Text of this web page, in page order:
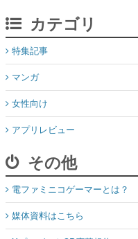
カテゴリ
特集記事
マンガ
女性向け
アプリレビュー
その他
電ファミニコゲーマーとは？
媒体資料はこちら